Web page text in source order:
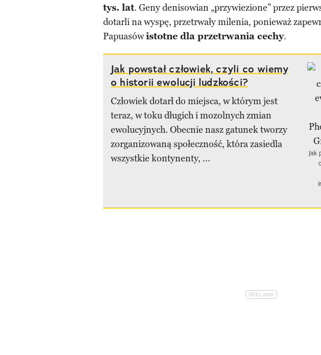
tys. lat. Geny denisowian „przywiezione” przez
dotarli na wyspę, przetrwały milenia, ponieważ
Papuasówistotne dla przetrwania cechy.
Jak powstał człowiek, czyli co wiemy
o historii ewolucji ludzkości?
Człowiek dotarł do miejsca, w którym jest
teraz, w toku długich i mozolnych zmian
ewolucyjnych. Obecnie nasz gatunek tworzy
zorganizowaną społeczność, która zasiedla
wszystkie kontynenty, ...
Jak